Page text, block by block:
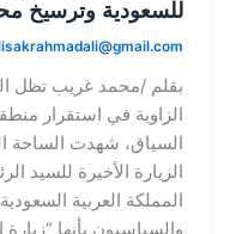
للسعودية وترسيخ
بقلم /محمد غريب​ تظل
الزاوية في استقرار
السياق، شهدت الساحة
الزيارة الأخيرة للسيد
المملكة العربية
والسياسيون بأنها